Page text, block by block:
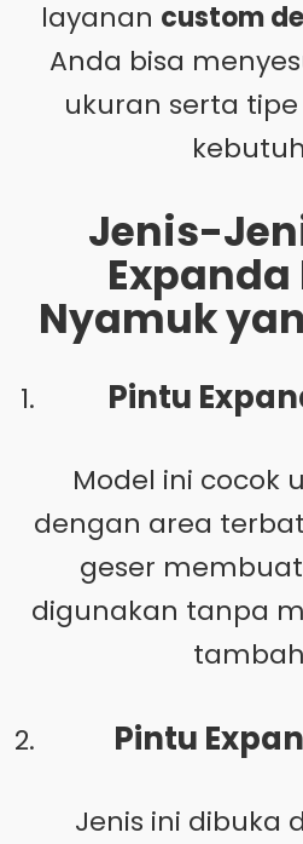
layanan custom
Anda bisa
ukuran serta
Jenis-
Nyamuk
Pintu
Model ini cocok
dengan area
geser
digunakan tanpa
Pintu
Jenis ini dibuka